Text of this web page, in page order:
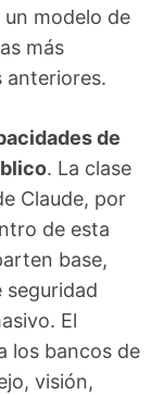
un modelo de
más
anteriores.
de
. La clase
Claude, por
de esta
base,
seguridad
El
los bancos de
visión,